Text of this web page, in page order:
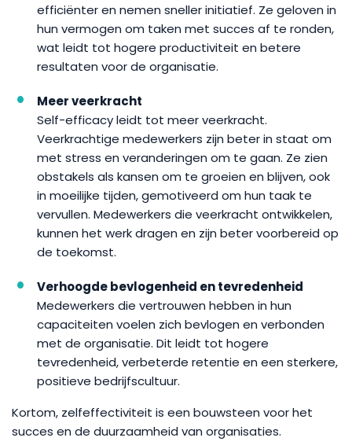
efficiënter en nemen sneller initiatief. Ze geloven in
hun vermogen om taken met succes af te ronden,
wat leidt tot hogere productiviteit en betere
resultaten voor de organisatie.
Meer veerkracht
Self-efficacy leidt tot meer veerkracht.
Veerkrachtige medewerkers zijn beter in staat om
met stress en veranderingen om te gaan. Ze zien
obstakels als kansen om te groeien en blijven, ook
in moeilijke tijden, gemotiveerd om hun taak te
vervullen. Medewerkers die veerkracht ontwikkelen,
kunnen het werk dragen en zijn beter voorbereid op
de toekomst.
Verhoogde bevlogenheid en tevredenheid
Medewerkers die vertrouwen hebben in hun
capaciteiten voelen zich bevlogen en verbonden
met de organisatie. Dit leidt tot hogere
tevredenheid, verbeterde retentie en een sterkere,
positieve bedrijfscultuur.
Kortom, zelfeffectiviteit is een bouwsteen voor het
succes en de duurzaamheid van organisaties.